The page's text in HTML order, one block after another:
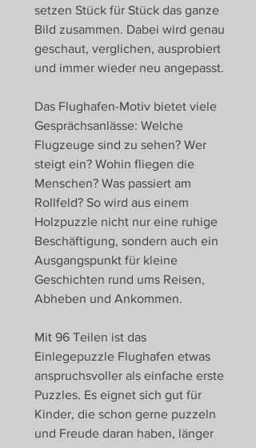
setzen Stück für Stück das ganze
Bild zusammen. Dabei wird genau
geschaut, verglichen, ausprobiert
und immer wieder neu angepasst.
Das Flughafen-Motiv bietet viele
Gesprächsanlässe: Welche
Flugzeuge sind zu sehen? Wer
steigt ein? Wohin fliegen die
Menschen? Was passiert am
Rollfeld? So wird aus einem
Holzpuzzle nicht nur eine ruhige
Beschäftigung, sondern auch ein
Ausgangspunkt für kleine
Geschichten rund ums Reisen,
Abheben und Ankommen.
Mit 96 Teilen ist das
Einlegepuzzle Flughafen etwas
anspruchsvoller als einfache erste
Puzzles. Es eignet sich gut für
Kinder, die schon gerne puzzeln
und Freude daran haben, länger